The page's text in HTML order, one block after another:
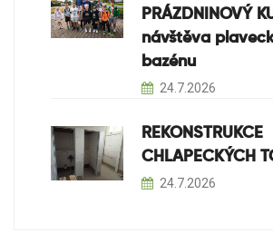
PRÁZDNINOVÝ
návštěva
bazénu
24.7.2026
REKONSTRUKCE
CHLAPECKÝCH
24.7.2026